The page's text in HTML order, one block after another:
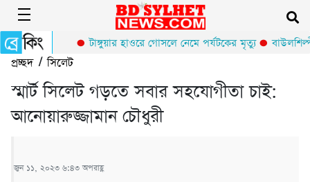
টাঙ্গুয়ার হাওরে গোসলে নেমে পর্যটকের মৃত্যু
প্রচ্ছদ/সিলেট
স্মার্ট সিলেট গড়তে সবার সহযোগীতা চাই:
আনোয়ারুজ্জামান চৌধুরী
জুন ১১, ২০২৩ ৬:৪৩ অপরাহ্ণ